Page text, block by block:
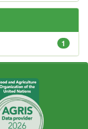
1